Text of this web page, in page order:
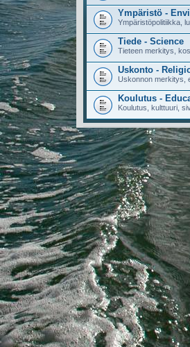
Ympäristö -
Ympäristöpolitiikka,
Tiede - Science
Tieteen merkitys,
Uskonto -
Uskonnon merkitys,
Koulutus -
Koulutus, kulttuuri,